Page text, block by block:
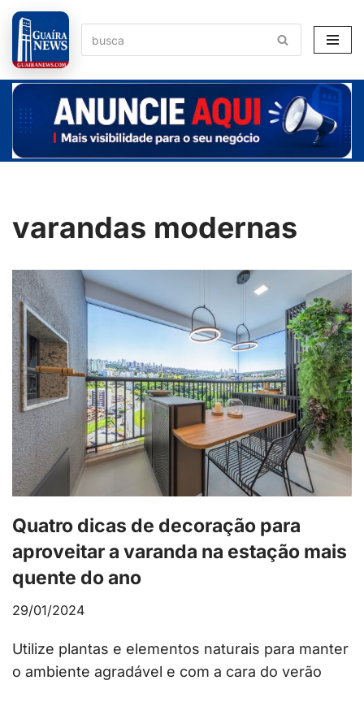
Pular
para
o
conteúdo
varandas modernas
Quatro dicas de decoração para
aproveitar a varanda na estação mais
quente do ano
29/01/2024
Utilize plantas e elementos naturais para manter
o ambiente agradável e com a cara do verão